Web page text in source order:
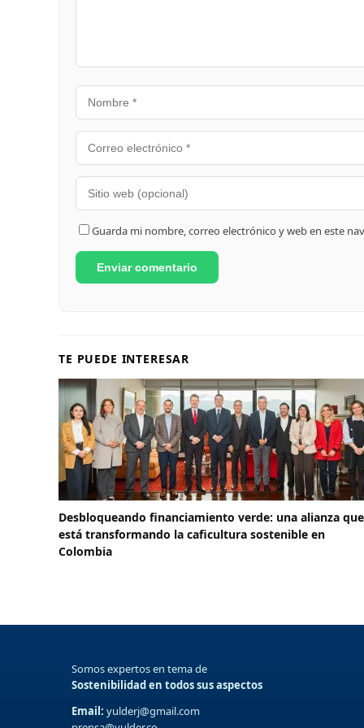
Guarda mi nombre, correo electrónico y web en este
TE PUEDE INTERESAR
Desbloqueando financiamiento verde: una alianza que
está transformando la caficultura sostenible en
Colombia
Somos expertos en tema de
Sostenibilidad en todos sus aspectos
Email: yulderj@gmail.com